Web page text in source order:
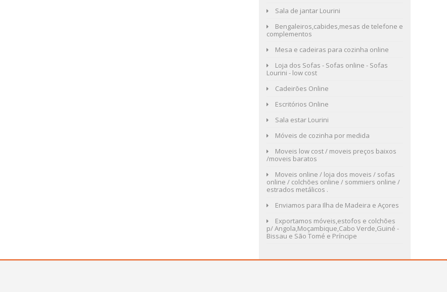
Sala de jantar Lourini
Bengaleiros,cabides,mesas de telefone e
complementos
Mesa e cadeiras para cozinha online
Loja dos Sofas - Sofas online - Sofas
Lourini - low cost
Cadeirões Online
Escritórios Online
Sala estar Lourini
Móveis de cozinha por medida
Moveis low cost / moveis preços baixos
/moveis baratos
Moveis online / loja dos moveis / sofas
online / colchões online / sommiers online /
estrados metálicos .
Enviamos para Ilha de Madeira e Açores
Exportamos móveis,estofos e colchões
p/ Angola,Moçambique,Cabo Verde,Guiné -
Bissau e São Tomé e Príncipe